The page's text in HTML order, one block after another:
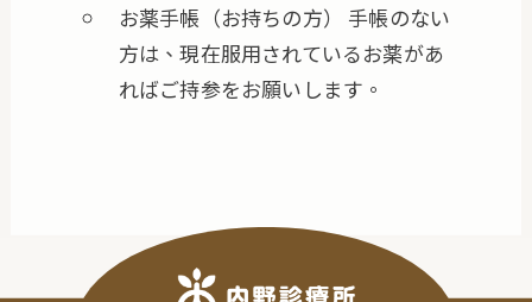
お薬手帳（お持ちの方） 手帳のない
方は、現在服用されているお薬があ
ればご持参をお願いします。